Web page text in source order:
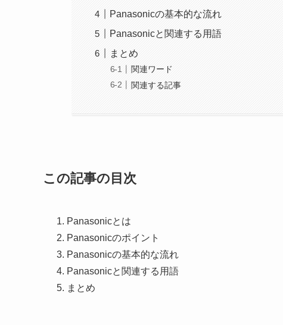
Panasonicの基本的な流れ
Panasonicと関連する用語
まとめ
関連ワード
関連する記事
この記事の目次
Panasonicとは
Panasonicのポイント
Panasonicの基本的な流れ
Panasonicと関連する用語
まとめ